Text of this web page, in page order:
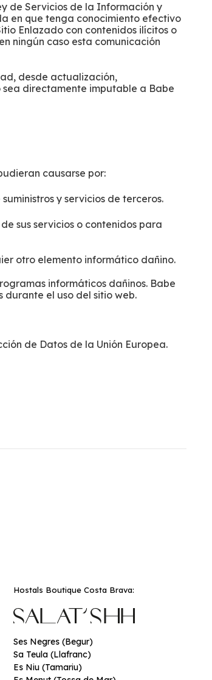
de Servicios de la Información y
en que tenga conocimiento efectivo
Enlazado con contenidos ilícitos o
ningún caso esta comunicación
desde actualización,
sea directamente imputable a Babe
causarse por:
y servicios de terceros.
sus servicios o contenidos para
otro elemento informático dañino.
informáticos dañinos. Babe
durante el uso del sitio web.
de Datos de la Unión Europea.
Hostals Boutique Costa Brava:
Ses Negres (Begur)
Sa Teula (Llafranc)
Es Niu (Tamariu)